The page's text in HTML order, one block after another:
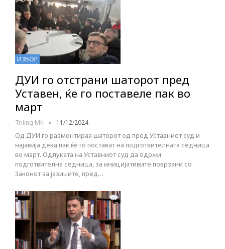
ИЗБОР
ДУИ го отстрани шаторот пред
Уставен, ќе го поставеле пак во
март
Triling Mk 11/12/2024
Од ДУИ го размонтираа шаторот од пред Уставниот суд и
најавија дека пак ќе го постават на подготвителната седница
во март. Одлуката на Уставниот суд да одржи
подготвителна седница, за иницијативите поврзани со
Законот за јазиците, пред…